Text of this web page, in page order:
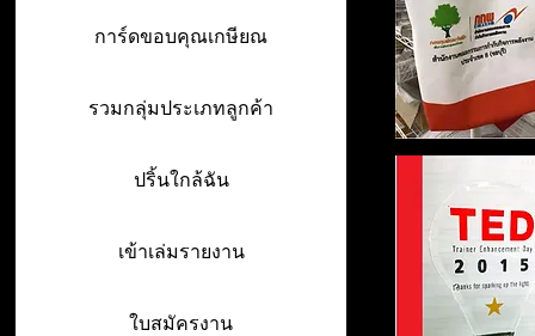
การ์ดขอบคุณเกษียณ
รวมกลุ่มประเภทลูกค้า
ปริ้นใกล้ฉัน
เข้าเล่มรายงาน
ใบสมัครงาน